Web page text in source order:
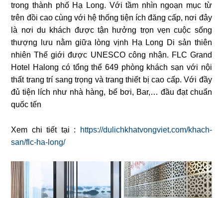
trong thành phố Hạ Long. Với tầm nhìn ngoạn mục từ
trên đồi cao cùng với hệ thống tiện ích đăng cấp, nơi đây
là nơi du khách được tận hưởng trọn vẹn cuộc sống
thượng lưu nằm giữa lòng vịnh Hạ Long Di sản thiên
nhiên Thế giới được UNESCO công nhận. FLC Grand
Hotel Halong có tổng thể 649 phòng khách sạn với nội
thất trang trí sang trọng và trang thiết bị cao cấp. Với đầy
đủ tiện lích như nhà hàng, bể bơi, Bar,… đầu đạt chuẩn
quốc tến
Xem chi tiết tại :
https://dulichkhatvongviet.com/khach-
san/flc-ha-long/